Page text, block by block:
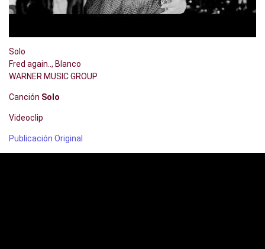
Solo
Fred again.., Blanco
WARNER MUSIC GROUP
Canción Solo
Videoclip
Publicación Original